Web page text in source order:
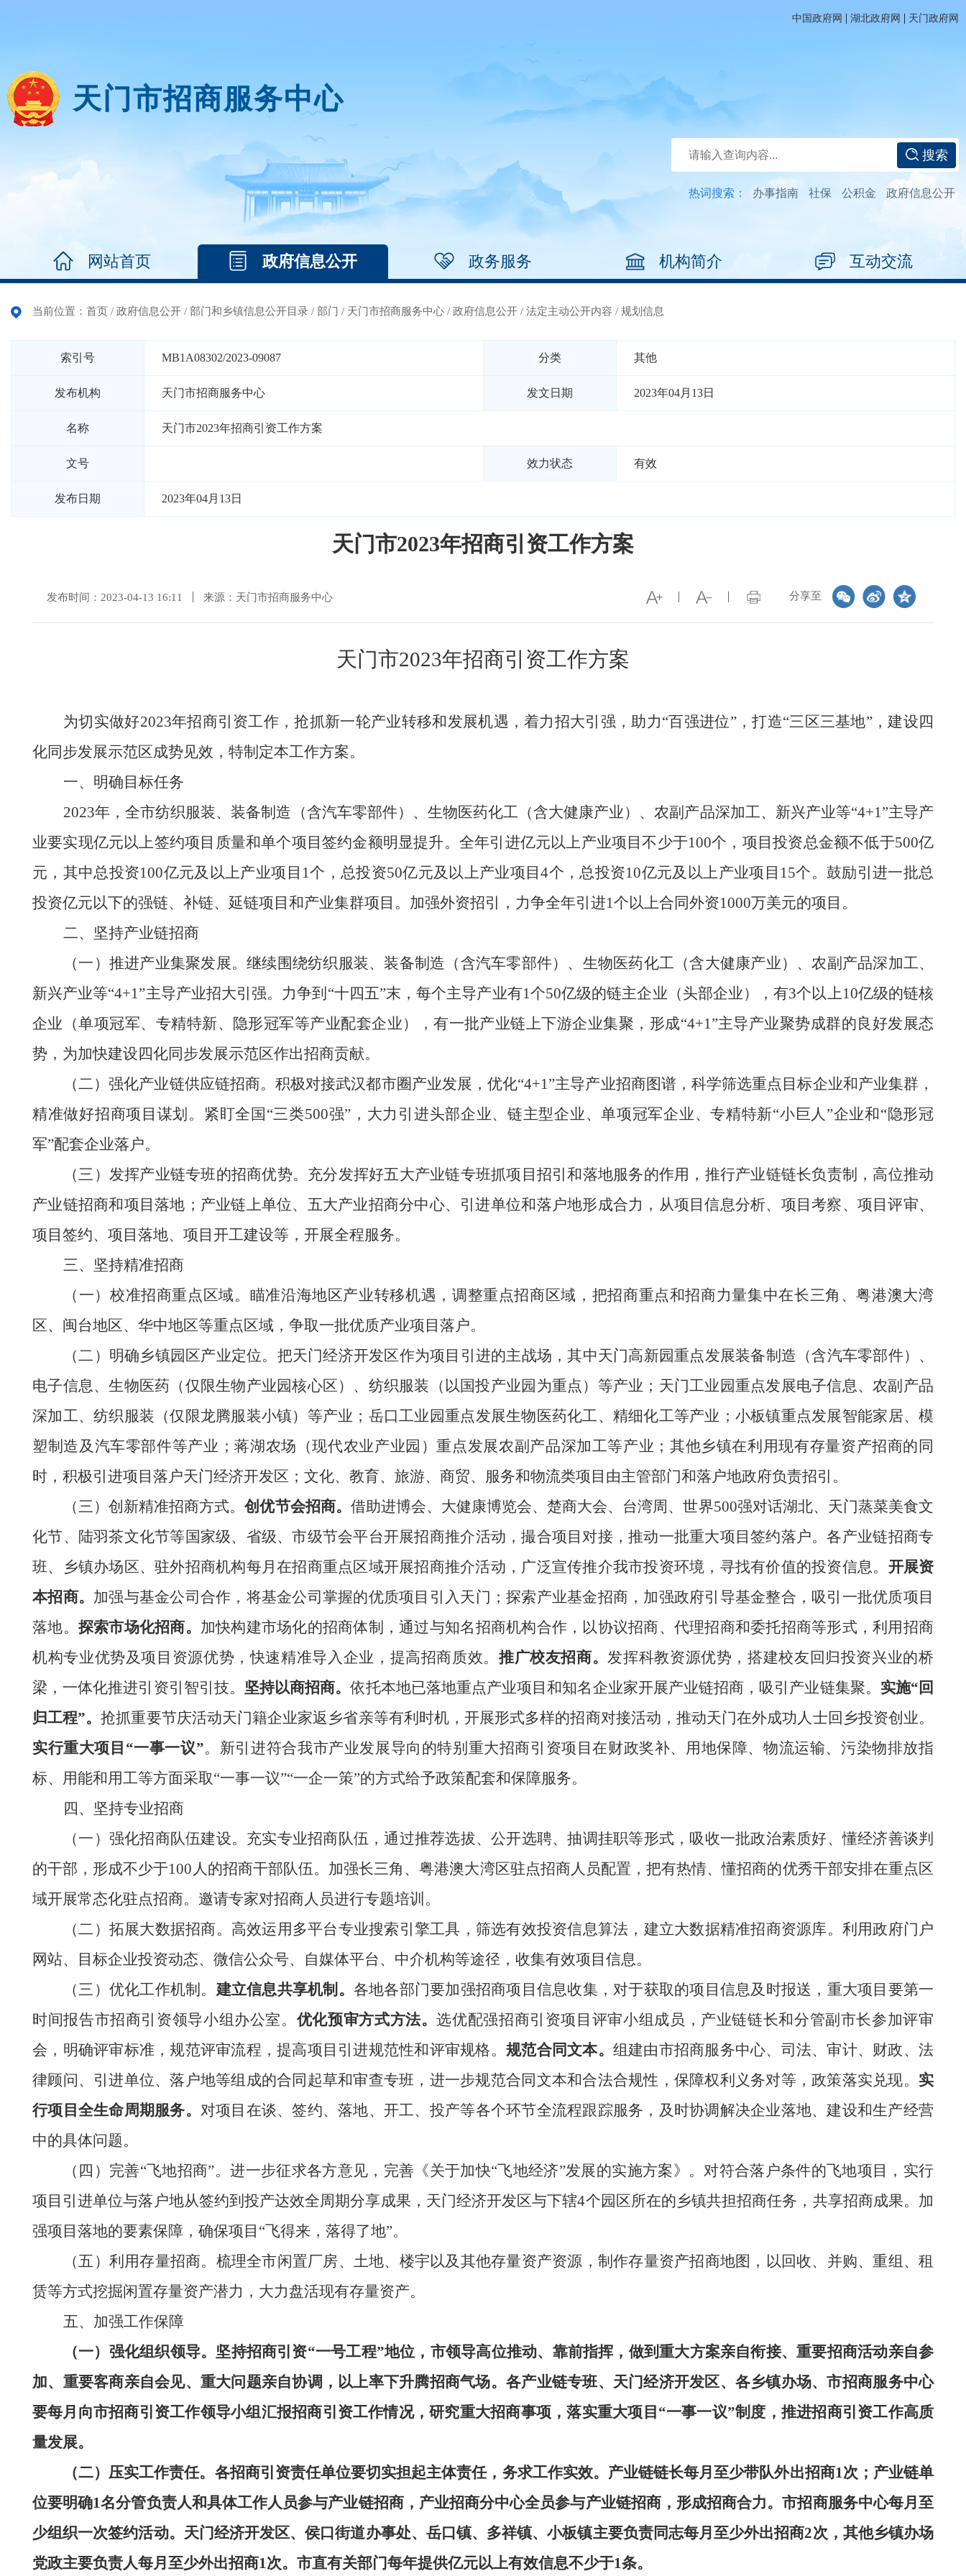
中国政府网 | 湖北政府网 | 天门政府网
天门市招商服务中心
搜索
热词搜索： 办事指南 社保 公积金 政府信息公开
网站首页 政府信息公开 政务服务 机构简介 互动交流
当前位置： 首页 / 政府信息公开 / 部门和乡镇信息公开目录 / 部门 / 天门市招商服务中心 / 政府信息公开 / 法定主动公开内容 / 规划信息
索引号 MB1A08302/2023-09087 分类 其他
发布机构 天门市招商服务中心 发文日期 2023年04月13日
名称 天门市2023年招商引资工作方案
文号 效力状态 有效
发布日期 2023年04月13日
天门市2023年招商引资工作方案
分享至
发布时间：2023-04-13 16:11 来源：天门市招商服务中心
天门市2023年招商引资工作方案
为切实做好2023年招商引资工作，抢抓新一轮产业转移和发展机遇，着力招大引强，助力“百强进位”，打造“三区三基地”，建设四
化同步发展示范区成势见效， 特制定本工作方案。
一、 明确目标任务
2023年，全市纺织服装、装备制造（含汽车零部件）、生物医药化工（含大健康产业）、农副产品深加工、新兴产业等“4+1”主导产
业要实现亿元以上签约项目质量和单个项目签约金额明显提升。全年引进亿元以上产业项目不少于100个，项目投资总金额不低于500亿
元，其中总投资100亿元及以上产业项目1个，总投资50亿元及以上产业项目4个，总投资10亿元及以上产业项目15个。鼓励引进一批总
投资亿元以下的强链、补链、延链项目和产业集群项目。加强外资招引，力争全年引进1个以上合同外资1000万美元的项目。
二、坚持产业链招商
（一 ）推进产业集聚发展。 继续围绕纺织服装、装备制造（含汽车零部件）、生物医药化工（含大健康产业）、农副产品深加工、
新兴产业等“4+1”主导产业招大引强。力争到“十四五”末，每个主导产业有1个50亿级的链主企业（头部企业），有3个以上10亿级的链核
企业（单项冠军、专精特新、隐形冠军等产业配套企业），有一批产业链上下游企业集聚，形成“4+1”主导产业聚势成群的良好发展态
势，为加快建设四化同步发展示范区作出招商贡献。
（二）强化产业链供应链招商。积极对接武汉都市圈产业发展 ，优化“4+1”主导产业招商图谱，科学筛选重点目标企业和产业集群，
精准做好招商项目谋划。紧盯全国“三类500强”，大力引进头部企业、链主型企业、单项冠军企业、专精特新“小巨人”企业和“隐形冠
军”配套企业落户。
（三 ）发挥产业链专班的招商优势。 充分发挥好五大产业链专班抓项目招引和落地服务的作用，推行产业链链长负责制，高位推动
产业链招商和项目落地；产业链上单位、五大产业招商分中心、引进单位和落户地形成合力，从项目信息分析、项目考察、 项目评审、
项目签约、项目落地、项目开工建设等，开展全程服务。
三、坚持精准招商
（一）校准招商重点区域。 瞄准沿海地区产业转移机遇，调整重点招商区域，把招商重点和招商力量集中在长三角、粤港澳大湾
区、闽台地区、华中地区等重点区域，争取一批优质产业项目落户。
（二 ） 明确乡镇园区产业定位。 把天门经济开发区作为项目引进的主战场，其中天门高新园重点发展装备制造（含汽车零部件）、
电子信息、生物医药（仅限生物产业园核心区）、纺织服装（以国投产业园为重点） 等产业；天门工业园重点发展电子信息、农副产品
深加工、纺织服装（仅限龙腾服装小镇） 等产业；岳口工业园重点发展生物医药化工、精细化工等产业；小板镇重点发展智能家居、模
塑制造及 汽车零部件等产业 ；蒋湖农场（现代农业产业园）重点发展农副产品深加工等产业 ；其他乡镇在利用现有存量资产招商的同
时，积极引进项目落户天门经济开发区 ；文化、教育、旅游、商贸、服务和物流类项目由主管部门和落户地政府负责招引。
（三）创新精准招商方式。创优节会招商。 借助进博会、大健康博览会、楚商大会、台湾周、世界500强对话湖北、 天门蒸菜美食文
化节、陆羽茶文化节等国家级、省级、市级节会平台开展招商推介活动，撮合项目对接，推动一批重大项目签约落户。各产业链招商专
班、乡镇办场区、驻外招商机构每月在招商重点区域开展招商推介活动， 广泛宣传推介我市投资环境， 寻找有价值的投资信息。 开展资
本招商。 加强与基金公司合作，将基金公司掌握的优质项目引入天门；探索产业基金招商，加强政府引导基金整合，吸引一批优质项目
落地。 探索市场化招商。 加快构建市场化的招商体制，通过与知名招商机构合作，以协议招商、代理招商和委托招商等形式，利用招商
机构专业优势及项目资源优势，快速精准导入企业，提高招商质效。 推广校友招商。发挥科教资源优势，搭建校友回归投资兴业的桥
梁，一体化推进引资引智引技。 坚持以商招商。依托本地已落地重点产业项目和知名企业家开展产业链招商，吸引产业链集聚。 实施“回
归工程”。抢抓重要节庆活动天门籍企业家返乡省亲等有利时机，开展形式多样的招商对接活动， 推动天门在外成功人士回乡投资创业。
实行重大项目 “一事一议”。 新引进符合我市产业发展导向的特别重大招商引资项目在财政奖补、用地保障、物流运输、污染物排放指
标、用能和用工等方面采取“一事一议”“一企一策”的方式给予政策配套和保障服务。
四、坚持专业招商
（一）强化招商队伍建设。 充实专业招商队伍，通过推荐选拔、公开选聘、抽调挂职等形式，吸收一批政治素质好、懂经济善谈判
的干部，形成不少于100人的招商干部队伍。加强长三角、粤港澳大湾区驻点招商人员配置，把有热情、懂招商的优秀干部安排在重点区
域开展常态化驻点招商。邀请专家对招商人员进行专题培训。
（二）拓展大数据招商。 高效运用多平台专业搜索引擎工具，筛选有效投资信息算法，建立大数据精准招商资源库。利用政府门户
网站、目标企业投资动态、微信公众号、自媒体平台、中介机构等途径，收集有效项目信息。
（三）优化工作机制。 建立信息共享机制。 各地各部门要加强招商项目信息收集，对于获取的项目信息及时报送，重大项目要第一
时间报告市招商引资领导小组办公室。优化预审方式方法。选优配强招商引资项目评审小组成员，产业链链长和分管副市长参加评审
会，明确评审标准，规范评审流程，提高项目引进规范性和评审规格。规范合同文本。 组建由市招商服务中心、司法、审计、财政、法
律顾问、引进单位、落户地等组成的合同起草和审查专班，进一步规范合同文本和合法合规性，保障权利义务对等，政策落实兑现。 实
行项目全生命周期服务。 对项目在谈、签约、落地、开工、投产等各个环节全流程跟踪服务，及时协调解决企业落地、建设和生产经营
中的具体问题。
（四）完善“飞地招商”。进一步征求各方意见，完善 《关于加快“飞地经济”发展的实施方案》 。对符合落户条件的飞地项目，实行
项目引进单位与落户地从签约到投产达效全周期分享成果，天门经济开发区与下辖4个园区所在的乡镇共担招商任务，共享招商成果。加
强项目落地的要素保障，确保项目“飞得来，落得了地”。
（五）利用存量招商。 梳理全市闲置厂房、土地、楼宇以及其他存量资产资源，制作存量资产招商地图 ， 以回收、并购、重组、租
赁等方式挖掘闲置存量资产潜力，大力盘活现有存量资产。
五、加强工作保障
（一）强化组织领导。 坚持招商引资“一号工程”地位，市领导高位推动、靠前指挥，做到重大方案亲自衔接、重要招商活动亲自参
加、重要客商亲自会见、重大问题亲自协调，以上率下升腾招商气场。各产业链专班、天门经济开发区、各乡镇办场、市招商服务中心
要每月 向市招商引资工作领导小组汇报招商引资工作情况，研究重大招商事项，落实重大项目 “一事一议”制度，推进招商引资工作高质
量发展。
（二）压实工作责任。 各招商引资责任单位要切实担起主体责任，务求工作实效。产业链链长每月至少带队外出招商1次；产业链单
位要明确1名分管负责人和具体工作人员参与产业链招商，产业招商分中心全员参与产业链招商，形成招商合力。市招商服务中心每月至
少组织一次签约活动。 天门经济开发区、侯口街道办事处、岳口镇、多祥镇、小板镇主要负责同志每月至少外出招商2次，其他乡镇办场
党政主要负责人每月至少外出招商1次。市直有关部门每年提供亿元以上有效信息不少于1条。